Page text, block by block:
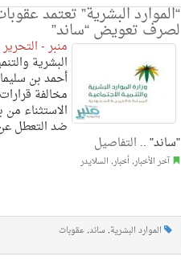
“الموارد البشرية” تعتمد
لصرف تعويض “ساند”‏
منبر -
البشرية
أحمد ‏بن
مخالفة
‏الاستثناء
ضد التعطل
"ساند" .. التفاصيل
آخر الأخبار,أخبار, السلايدر
الموارد البشرية, ساند,عقوبات